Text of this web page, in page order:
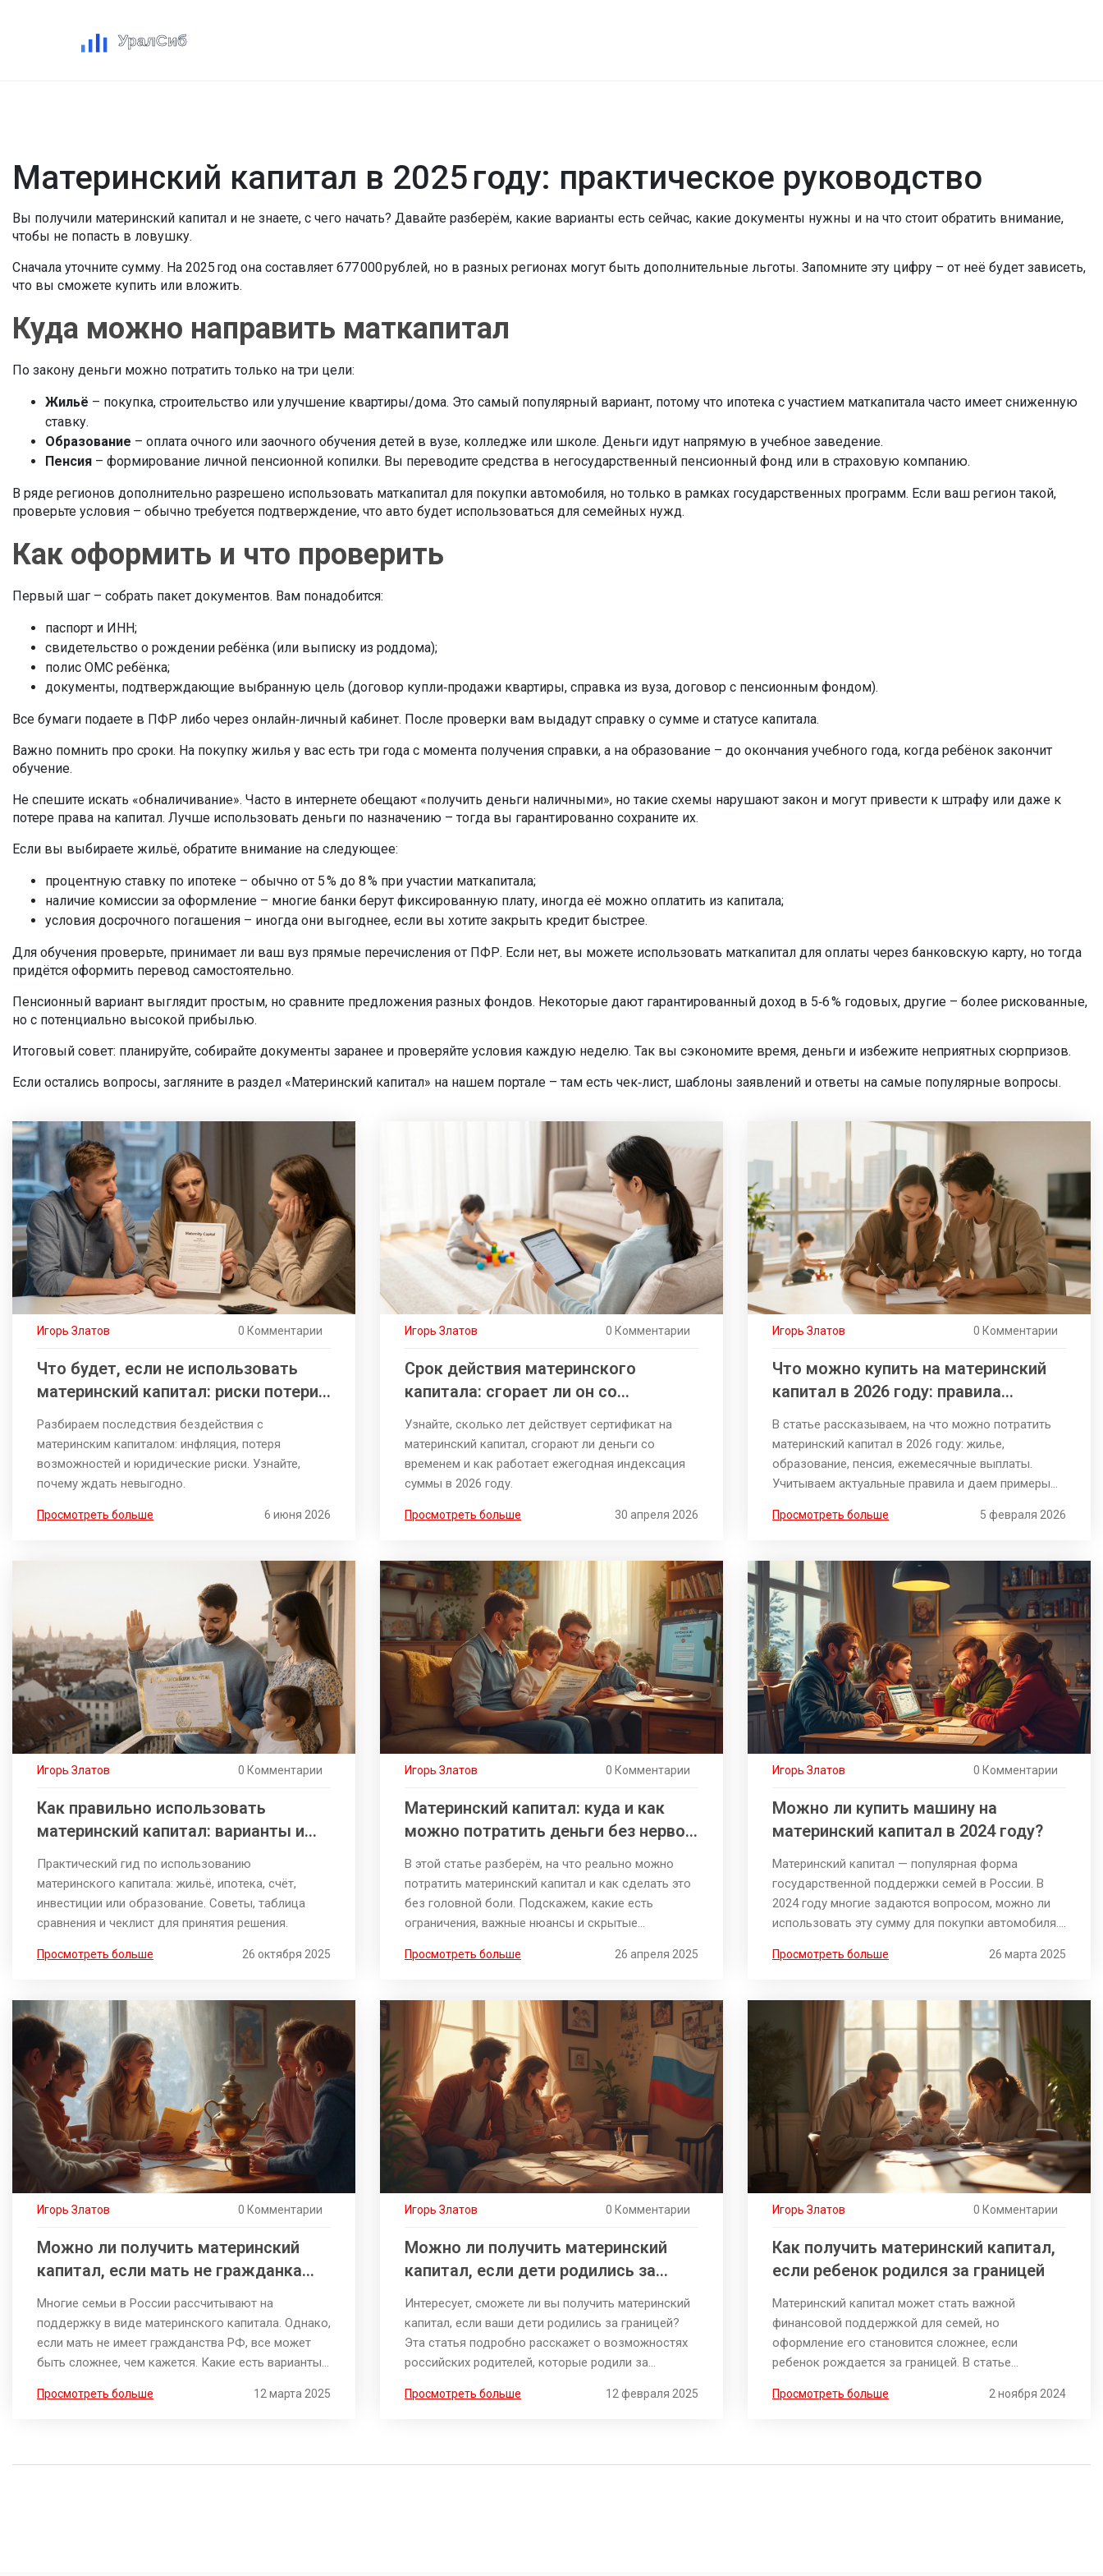
Материнский капитал в 2025 году: практическое руководство
Вы получили материнский капитал и не знаете, с чего начать? Давайте разберём, какие варианты есть сейчас, какие документы нужны и на что стоит обратить внимание,
чтобы не попасть в ловушку.
Сначала уточните сумму. На 2025 год она составляет 677 000 рублей, но в разных регионах могут быть дополнительные льготы. Запомните эту цифру – от неё будет зависеть,
что вы сможете купить или вложить.
Куда можно направить маткапитал
По закону деньги можно потратить только на три цели:
Жильё – покупка, строительство или улучшение квартиры/дома. Это самый популярный вариант, потому что ипотека с участием маткапитала часто имеет сниженную
ставку.
Образование – оплата очного или заочного обучения детей в вузе, колледже или школе. Деньги идут напрямую в учебное заведение.
Пенсия – формирование личной пенсионной копилки. Вы переводите средства в негосударственный пенсионный фонд или в страховую компанию.
В ряде регионов дополнительно разрешено использовать маткапитал для покупки автомобиля, но только в рамках государственных программ. Если ваш регион такой,
проверьте условия – обычно требуется подтверждение, что авто будет использоваться для семейных нужд.
Как оформить и что проверить
Первый шаг – собрать пакет документов. Вам понадобится:
паспорт и ИНН;
свидетельство о рождении ребёнка (или выписку из роддома);
полис ОМС ребёнка;
документы, подтверждающие выбранную цель (договор купли‑продажи квартиры, справка из вуза, договор с пенсионным фондом).
Все бумаги подаете в ПФР либо через онлайн‑личный кабинет. После проверки вам выдадут справку о сумме и статусе капитала.
Важно помнить про сроки. На покупку жилья у вас есть три года с момента получения справки, а на образование – до окончания учебного года, когда ребёнок закончит
обучение.
Не спешите искать «обналичивание». Часто в интернете обещают «получить деньги наличными», но такие схемы нарушают закон и могут привести к штрафу или даже к
потере права на капитал. Лучше использовать деньги по назначению – тогда вы гарантированно сохраните их.
Если вы выбираете жильё, обратите внимание на следующее:
процентную ставку по ипотеке – обычно от 5 % до 8 % при участии маткапитала;
наличие комиссии за оформление – многие банки берут фиксированную плату, иногда её можно оплатить из капитала;
условия досрочного погашения – иногда они выгоднее, если вы хотите закрыть кредит быстрее.
Для обучения проверьте, принимает ли ваш вуз прямые перечисления от ПФР. Если нет, вы можете использовать маткапитал для оплаты через банковскую карту, но тогда
придётся оформить перевод самостоятельно.
Пенсионный вариант выглядит простым, но сравните предложения разных фондов. Некоторые дают гарантированный доход в 5‑6 % годовых, другие – более рискованные,
но с потенциально высокой прибылью.
Итоговый совет: планируйте, собирайте документы заранее и проверяйте условия каждую неделю. Так вы сэкономите время, деньги и избежите неприятных сюрпризов.
Если остались вопросы, загляните в раздел «Материнский капитал» на нашем портале – там есть чек‑лист, шаблоны заявлений и ответы на самые популярные вопросы.
Игорь Златов 0 Комментарии
Что будет, если не использовать
материнский капитал: риски потери
и инфляции
Разбираем последствия бездействия с
материнским капиталом: инфляция, потеря
возможностей и юридические риски. Узнайте,
почему ждать невыгодно.
Просмотреть больше 6 июня 2026
Игорь Златов 0 Комментарии
Срок действия материнского
капитала: сгорает ли он со
временем?
Узнайте, сколько лет действует сертификат на
материнский капитал, сгорают ли деньги со
временем и как работает ежегодная индексация
суммы в 2026 году.
Просмотреть больше 30 апреля 2026
Игорь Златов 0 Комментарии
Что можно купить на материнский
капитал в 2026 году: правила
использования и примеры
В статье рассказываем, на что можно потратить
материнский капитал в 2026 году: жилье,
образование, пенсия, ежемесячные выплаты.
Учитываем актуальные правила и даем примеры
Просмотреть больше 5 февраля 2026
Игорь Златов 0 Комментарии
Как правильно использовать
материнский капитал: варианты и
рекомендации
Практический гид по использованию
материнского капитала: жильё, ипотека, счёт,
инвестиции или образование. Советы, таблица
сравнения и чеклист для принятия решения.
Просмотреть больше 26 октября 2025
Игорь Златов 0 Комментарии
Материнский капитал: куда и как
можно потратить деньги без нервов
и ошибок
В этой статье разберём, на что реально можно
потратить материнский капитал и как сделать это
без головной боли. Подскажем, какие есть
ограничения, важные нюансы и скрытые
Разберём популярные ошибки при тратах и
Информация подойдёт тем, кто впервые
столкнулся с оформлением, и тем, кто просто
хочет взять максимум от государственной
поддержки.
Просмотреть больше 26 апреля 2025
Игорь Златов 0 Комментарии
Можно ли купить машину на
материнский капитал в 2024 году?
Материнский капитал — популярная форма
государственной поддержки семей в России. В
2024 году многие задаются вопросом, можно ли
использовать эту сумму для покупки автомобиля.
ограничения, возможности и советы по
средство. Читатели получат ясное представление
о том, как воспользоваться материнским
капиталом в этом контексте. Разберем, какие
условия необходимо соблюдать и на что обратить
внимание.
Просмотреть больше 26 марта 2025
Игорь Златов 0 Комментарии
Можно ли получить материнский
капитал, если мать не гражданка
РФ?
Многие семьи в России рассчитывают на
поддержку в виде материнского капитала. Однако,
если мать не имеет гражданства РФ, все может
быть сложнее, чем кажется. Какие есть варианты
основные условия получения материнского
год и что можно предпринять, чтобы получить эту
Просмотреть больше 12 марта 2025
Игорь Златов 0 Комментарии
Можно ли получить материнский
капитал, если дети родились за
границей?
Интересует, сможете ли вы получить материнский
капитал, если ваши дети родились за границей?
Эта статья подробно расскажет о возможностях
российских родителей, которые родили за
капитал. Вы узнаете, какие документы нужны и
разобраться в этой сложной теме.
Просмотреть больше 12 февраля 2025
Игорь Златов 0 Комментарии
Как получить материнский капитал,
если ребенок родился за границей
Материнский капитал может стать важной
финансовой поддержкой для семей, но
оформление его становится сложнее, если
ребенок рождается за границей. В статье
получить право на этот вид поддержки, какие
рассматриваются возможные трудности и пути их
Просмотреть больше 2 ноября 2024